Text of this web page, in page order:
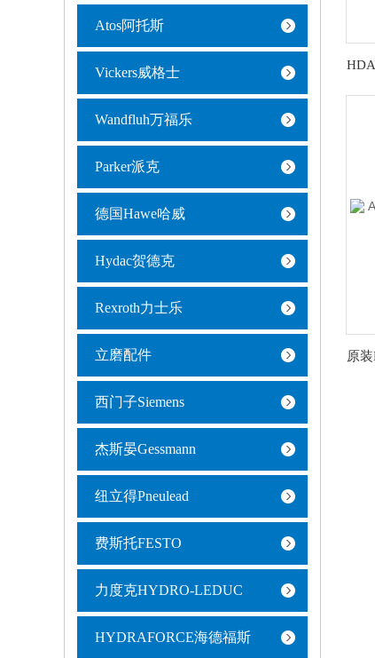
Atos阿托斯
Vickers威格士
Wandfluh万福乐
Parker派克
德国Hawe哈威
Hydac贺德克
Rexroth力士乐
立磨配件
西门子Siemens
杰斯晏Gessmann
纽立得Pneulead
费斯托FESTO
力度克HYDRO-LEDUC
HYDRAFORCE海德福斯